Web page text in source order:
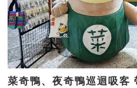
菜奇鴨、夜奇鴨巡迴吸客 帶動逾2000萬授